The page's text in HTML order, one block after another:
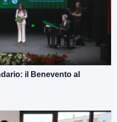
il Benevento al